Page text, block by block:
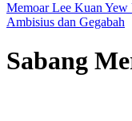
Memoar Lee Kuan Yew
Ambisius dan Gegabah
Sabang